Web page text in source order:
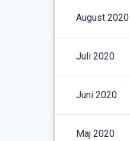
August 2020
Juli 2020
Juni 2020
Maj 2020